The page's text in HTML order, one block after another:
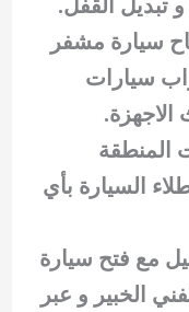
تبديل القفل.
سيارة مشفر
سيارات
المنطقة
السيارة بأي
مع فتح سيارة
الخبير و عبر